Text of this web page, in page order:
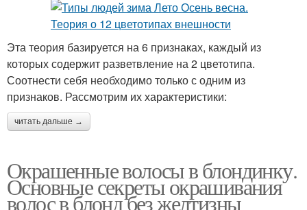
Эта теория базируется на 6 признаках, каждый из
которых содержит разветвление на 2 цветотипа.
Соотнести себя необходимо только с одним из
признаков. Рассмотрим их характеристики:
читать дальше →
Окрашенные волосы в блондинку.
Основные секреты окрашивания
волос в блонд без желтизны